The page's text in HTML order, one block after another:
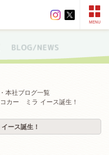
MENU
本社ブログ一覧
カー ミラ イース誕生！
ース誕生！